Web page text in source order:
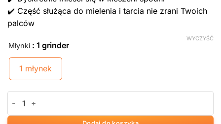
✔️ Część służąca do mielenia i tarcia nie zrani Twoich
palców
Młynki : 1 grinder
1 młynek
WYCZYŚĆ